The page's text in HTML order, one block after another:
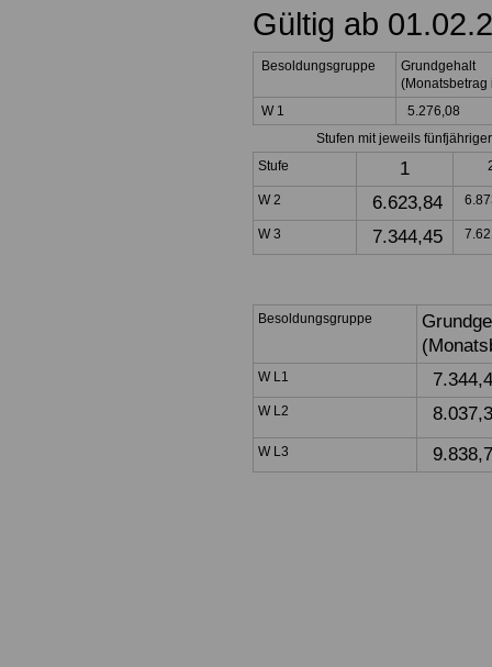
Gültig ab
Besoldungsgruppe
Grundgehalt
(Monatsbetrag
W 1
5.276,08
Stufen mit jeweils
Stufe
1
W 2 6.623,84
W 3 7.344,45
Besoldungsgruppe
W L1
W L2
W L3